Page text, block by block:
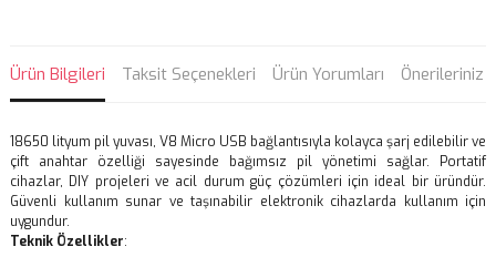
Ürün Bilgileri Taksit Seçenekleri Ürün Yorumları Önerileriniz
18650 lityum pil yuvası, V8 Micro USB bağlantısıyla kolayca şarj edilebilir ve
çift anahtar özelliği sayesinde bağımsız pil yönetimi sağlar. Portatif
cihazlar, DIY projeleri ve acil durum güç çözümleri için ideal bir üründür.
Güvenli kullanım sunar ve taşınabilir elektronik cihazlarda kullanım için
uygundur.
Teknik Özellikler: